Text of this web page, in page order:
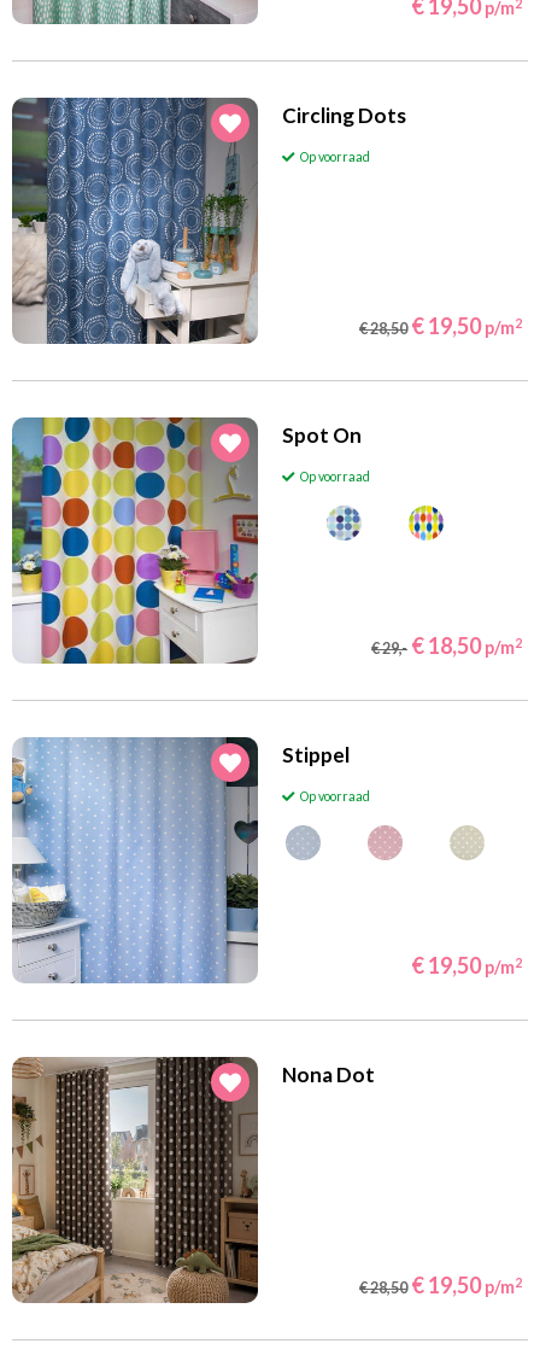
€ 19,50 p/m
Circling Dots
Op voorraad
€ 28,50 € 19,50 p/m2
Spot On
Op voorraad
€ 29,- € 18,50 p/m2
Stippel
Op voorraad
€ 19,50 p/m2
Nona Dot
€ 28,50 € 19,50 p/m2